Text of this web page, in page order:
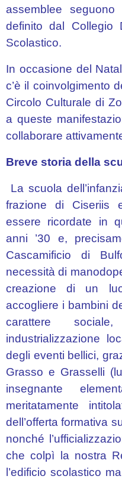
Grasselli”
COIA
Tarcento
–
SEGNACCO
TAIPANA
Elaborati
Scuole
dell’Infanzia
Primaria
“ARMANDO
DIAZ”
–
TAIPANA
“ENRICO
FERMI”
–
MAGNANO
IN
RIVIERA
“VITTORINO
DA
FELTRE”
NIMIS
assemblee
definito dal Collegio
Scolastico.
In occasione del
c’è il coinvolgimento
Circolo Culturale di
a queste
collaborare
Breve storia della
La scuola
frazione di Ciseriis
essere ricordate in
anni ’30 e,
Cascamificio di
necessità di
creazione di un
accogliere i bambini
carattere
industrializzazione
degli eventi bellici,
Grasso e Grasselli
insegnante
meritatamente
dell’offerta formativa
nonché
che colpì la nostra
l’edificio scolastico